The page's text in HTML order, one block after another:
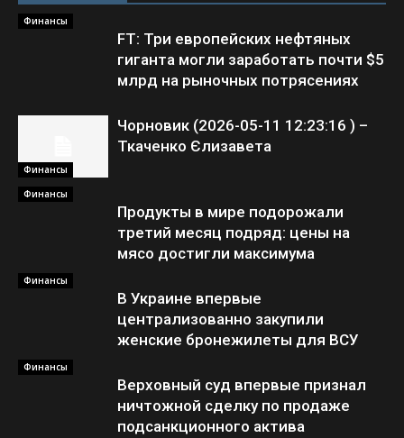
Финансы
FT: Три европейских нефтяных
гиганта могли заработать почти $5
млрд на рыночных потрясениях
Финансы
Чорновик (2026-05-11 12:23:16 ) –
Ткаченко Єлизавета
Финансы
Продукты в мире подорожали
третий месяц подряд: цены на
мясо достигли максимума
Финансы
В Украине впервые
централизованно закупили
женские бронежилеты для ВСУ
Финансы
Верховный суд впервые признал
ничтожной сделку по продаже
подсанкционного актива